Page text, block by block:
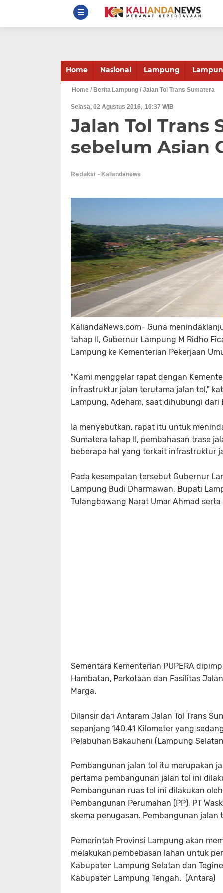
Home Nasional Lampung
Home / Berita Lampung / Jalan Tol Trans Sumatera
Selasa, 02 Agustus 2016 10:37 WIB
Jalan Tol Trans
sebelum Asian
Redaksi
KaliandaNews.com- Guna
tahap II, Gubernur Lampung M Ridho
Lampung ke Kementerian Pekerjaan
"Kami menggelar rapat dengan
infrastruktur jalan terutama jalan tol,"
Lampung, Adeham, saat dihubungi
Ia menyebutkan, rapat itu untuk
Sumatera tahap II, pembahasan trase
beberapa hal yang terkait infrastruktur
Pada kesempatan tersebut Gubernur
Lampung Budi Dharmawan, Bupati
Tulangbawang Narat Umar Ahmad
Sementara Kementerian PUPERA
Hambatan, Perkotaan dan Fasilitas
Marga.
Dilansir dari Antaram Jalan Tol Trans
sepanjang 140,41 Kilometer yang
Pelabuhan Bakauheni (Lampung
Pembangunan jalan tol itu merupakan
pertama pembangunan jalan tol ini
Pembangunan ruas tol ini dilakukan
Pembangunan Perumahan (PP), PT
skema penugasan. Pembangunan jalan
Pemerintah Provinsi Lampung akan
melakukan pembebasan lahan untuk
Kabupaten Lampung Selatan dan
Kabupaten Lampung Tengah. (Antara)